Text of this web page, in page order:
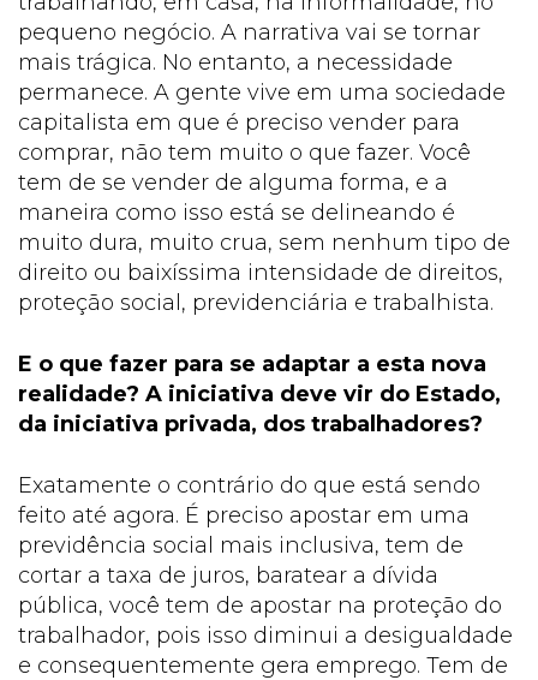
pequeno negócio. A narrativa vai se tornar
mais trágica. No entanto, a necessidade
permanece. A gente vive em uma sociedade
capitalista em que é preciso vender para
comprar, não tem muito o que fazer. Você
tem de se vender de alguma forma, e a
maneira como isso está se delineando é
muito dura, muito crua, sem nenhum tipo de
direito ou baixíssima intensidade de direitos,
proteção social, previdenciária e trabalhista.
E o que fazer para se adaptar a esta nova
realidade? A iniciativa deve vir do Estado,
da iniciativa privada, dos trabalhadores?
Exatamente o contrário do que está sendo
feito até agora. É preciso apostar em uma
previdência social mais inclusiva, tem de
cortar a taxa de juros, baratear a dívida
pública, você tem de apostar na proteção do
trabalhador, pois isso diminui a desigualdade
e consequentemente gera emprego. Tem de